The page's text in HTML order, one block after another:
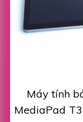
Máy tính
MediaPad